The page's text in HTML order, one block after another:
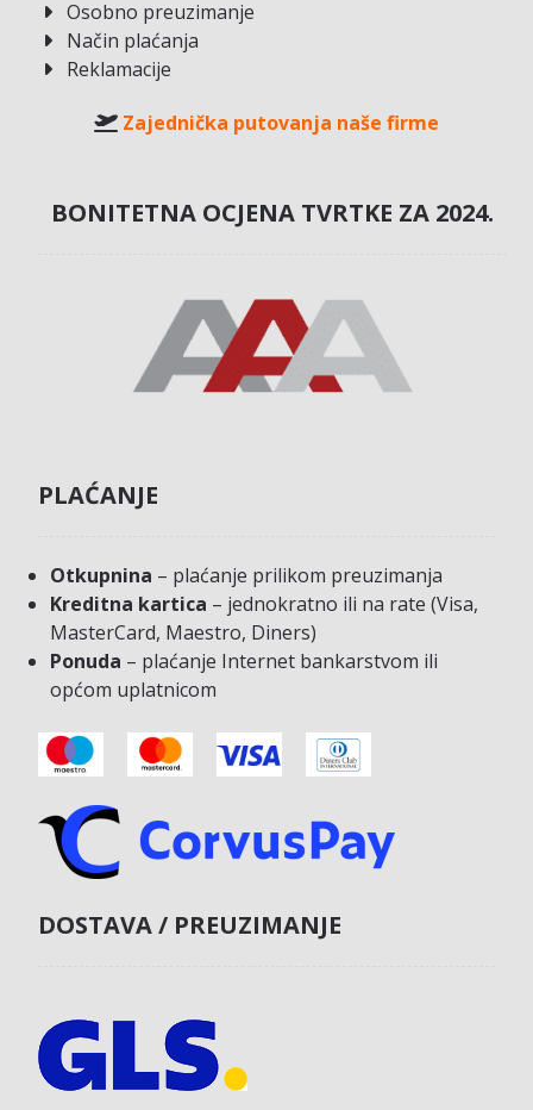
Osobno preuzimanje
Način plaćanja
Reklamacije
Zajednička putovanja naše firme
BONITETNA OCJENA TVRTKE ZA 2024.
PLAĆANJE
Otkupnina – plaćanje prilikom preuzimanja
Kreditna kartica – jednokratno ili na rate (Visa,
MasterCard, Maestro, Diners)
Ponuda – plaćanje Internet bankarstvom ili
općom uplatnicom
DOSTAVA / PREUZIMANJE